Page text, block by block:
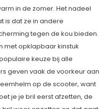
in de zomer. Het nadeel
is dat ze in andere
tegen de kou bieden.
met opklapbaar kinstuk
keuze bij alle
geven vaak de voorkeur aan
op de scooter, want
je je bril eerst afzetten, de